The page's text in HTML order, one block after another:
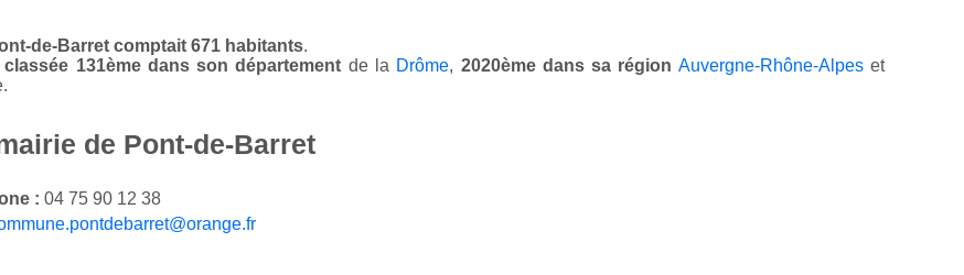
de-Barret comptait 671 habitants.
131ème dans son département de la Drôme, 2020ème dans sa région Auvergne-Rhône-Alpeset
de Pont-de-Barret
: 04 75 90 12 38